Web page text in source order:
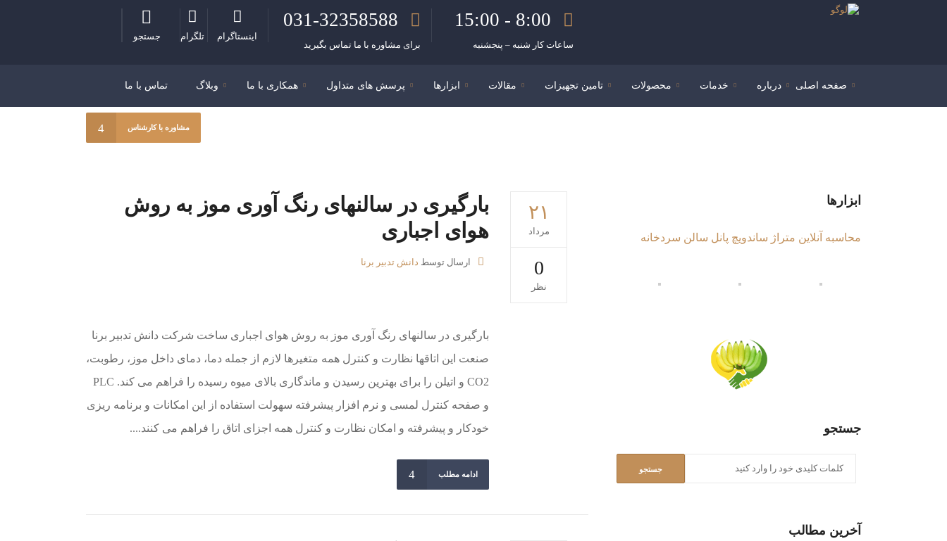
8:00 - 15:00
ساعات کار شنبه – پنجشنبه
031-32358588
برای مشاوره با ما تماس بگیرید
اینستاگرام تلگرام جستجو
صفحه اصلی درباره خدمات محصولات تامین تجهیزات مقالات ابزارها پرسش های متداول همکاری با ما وبلاگ تماس با ما
مشاوره با کارشناس
۲۱
مرداد
0
نظر
بارگیری در سالنهای رنگ آوری موز به روش
هوای اجباری
ارسال توسط دانش تدبیر برنا
بارگیری در سالنهای رنگ آوری موز به روش هوای اجباری ساخت شرکت دانش تدبیر برنا
صنعت این اتاقها نظارت و کنترل همه متغیرها لازم از جمله دما، دمای داخل موز، رطوبت،
CO2 و اتیلن را برای بهترین رسیدن و ماندگاری بالای میوه رسیده را فراهم می کند. PLC
و صفحه کنترل لمسی و نرم افزار پیشرفته سهولت استفاده از این امکانات و برنامه ریزی
خودکار و پیشرفته و امکان نظارت و کنترل همه اجزای اتاق را فراهم می کنند....
ادامه مطلب
ابزارها
محاسبه آنلاین متراژ ساندویچ پانل سالن سردخانه
جستجو
آخرین مطالب